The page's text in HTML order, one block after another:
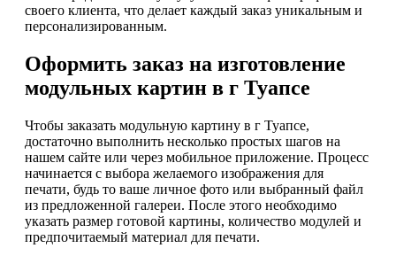
своего клиента, что делает каждый заказ уникальным и
персонализированным.
Оформить заказ на изготовление
модульных картин в г Туапсе
Чтобы заказать модульную картину в г Туапсе,
достаточно выполнить несколько простых шагов на
нашем сайте или через мобильное приложение. Процесс
начинается с выбора желаемого изображения для
печати, будь то ваше личное фото или выбранный файл
из предложенной галереи. После этого необходимо
указать размер готовой картины, количество модулей и
предпочитаемый материал для печати.